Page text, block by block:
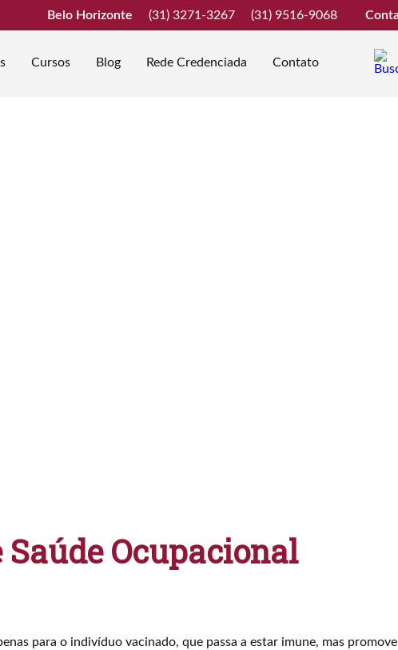
Belo Horizonte (31) 3271-3267 (31) 9516-9068
Cursos Blog Rede Credenciada Contato
Ocupacional
para o indivíduo vacinado, que passa a estar imune, mas promove